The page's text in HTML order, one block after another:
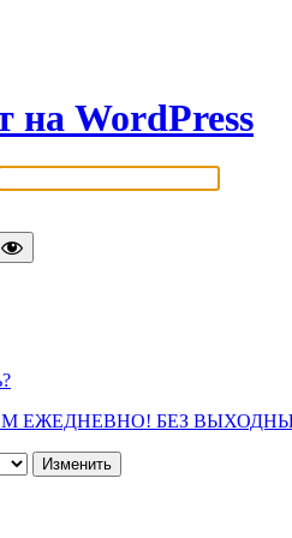
на WordPress
ЕЖЕДНЕВНО! БЕЗ